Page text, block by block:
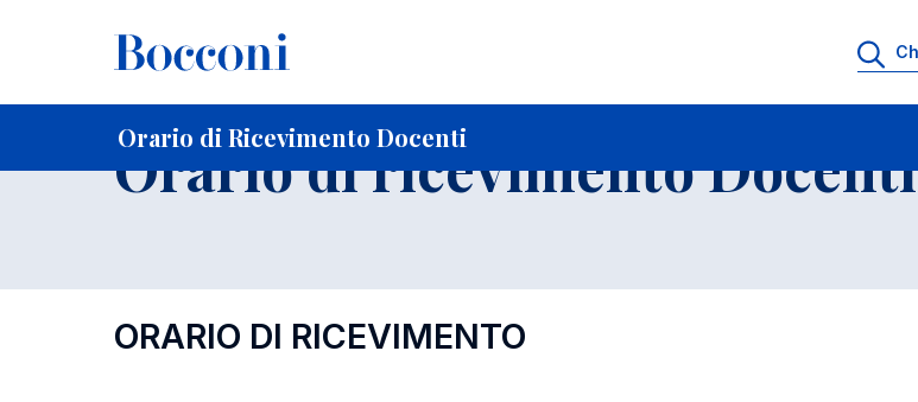
Orario di Ricevimento Docenti
Home Per studenti iscritti Elenco Insegnamenti
Orario di ricevimento Docenti
ORARIO DI RICEVIMENTO